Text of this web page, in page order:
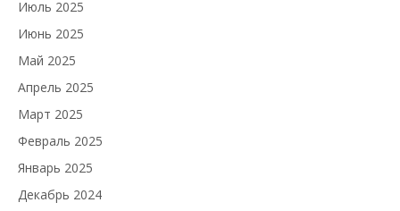
Июль 2025
Июнь 2025
Май 2025
Апрель 2025
Март 2025
Февраль 2025
Январь 2025
Декабрь 2024